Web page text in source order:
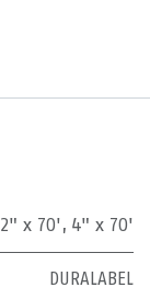
2" x 70', 4" x 70'
DURALABEL